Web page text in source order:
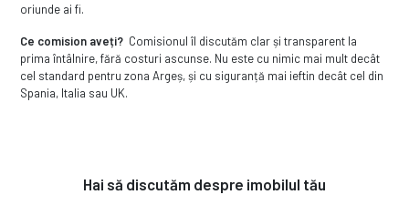
oriunde ai fi.
Ce comision aveți? Comisionul îl discutăm clar și transparent la
prima întâlnire, fără costuri ascunse. Nu este cu nimic mai mult decât
cel standard pentru zona Argeș, și cu siguranță mai ieftin decât cel din
Spania, Italia sau UK.
Hai să discutăm despre imobilul tău